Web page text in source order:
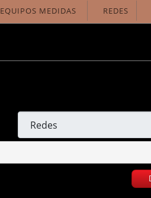
EQUIPOS MEDIDAS REDES